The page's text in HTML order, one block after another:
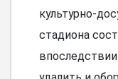
культурно-
стадиона